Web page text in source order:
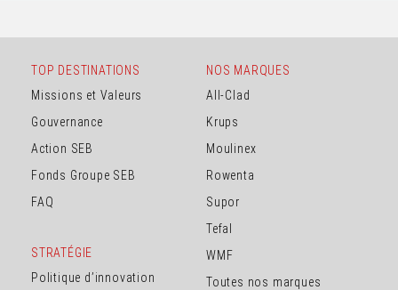
TOP DESTINATIONS
Missions et Valeurs
Gouvernance
Action SEB
Fonds Groupe SEB
FAQ
STRATÉGIE
Politique d’innovation
NOS MARQUES
All-Clad
Krups
Moulinex
Rowenta
Supor
Tefal
WMF
Toutes nos marques